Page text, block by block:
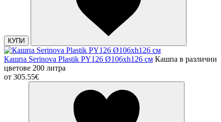
КУПИ
Кашпа Serinova Plastik PY126 Ø106xh126 см Кашпа в различни
цветове 200 литра
от 305.55€